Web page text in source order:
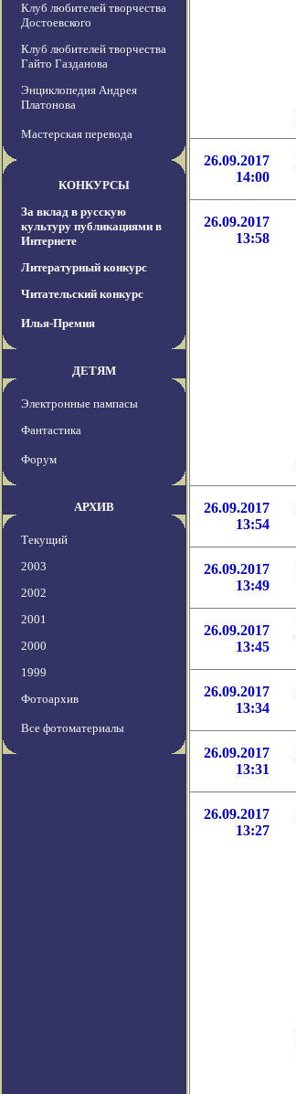
Клуб любителей творчества
Достоевского
Клуб любителей творчества
Гайто Газданова
Энциклопедия Андрея
Платонова
Мастерская перевода
КОНКУРСЫ
За вклад в русскую
культуру публикациями в
Интернете
Литературный конкурс
Читательский конкурс
Илья-Премия
ДЕТЯМ
Электронные пампасы
Фантастика
Форум
АРХИВ
Текущий
2003
2002
2001
2000
1999
Фотоархив
Все фотоматериалы
26.09.2017
14:00
26.09.2017
13:58
26.09.2017
13:54
26.09.2017
13:49
26.09.2017
13:45
26.09.2017
13:34
26.09.2017
13:31
26.09.2017
13:27